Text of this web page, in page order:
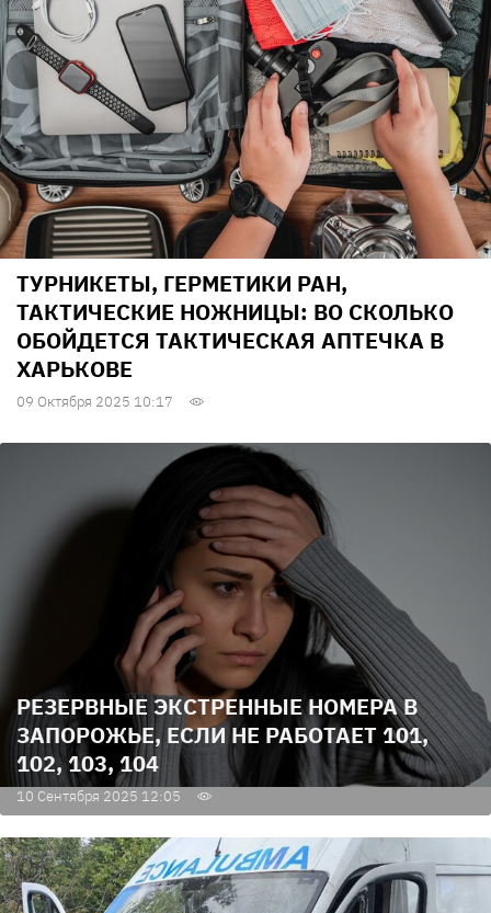
ТУРНИКЕТЫ, ГЕРМЕТИКИ РАН,
ТАКТИЧЕСКИЕ НОЖНИЦЫ: ВО СКОЛЬКО
ОБОЙДЕТСЯ ТАКТИЧЕСКАЯ АПТЕЧКА В
ХАРЬКОВЕ
09 Октября 2025 10:17
РЕЗЕРВНЫЕ ЭКСТРЕННЫЕ НОМЕРА В
ЗАПОРОЖЬЕ, ЕСЛИ НЕ РАБОТАЕТ 101,
102, 103, 104
10 Сентября 2025 12:05